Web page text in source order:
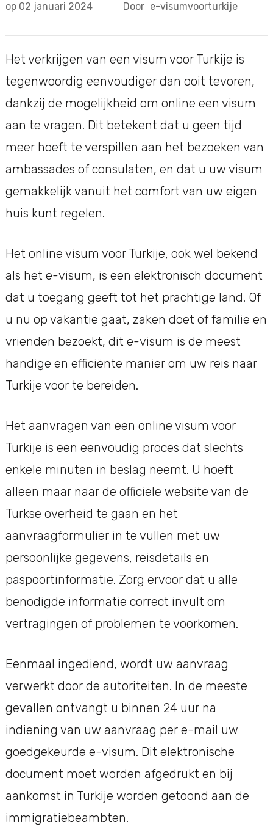
op 02 januari 2024 Door e-visumvoorturkije
Het verkrijgen van een visum voor Turkije is
tegenwoordig eenvoudiger dan ooit tevoren,
dankzij de mogelijkheid om online een visum
aan te vragen. Dit betekent dat u geen tijd
meer hoeft te verspillen aan het bezoeken van
ambassades of consulaten, en dat u uw visum
gemakkelijk vanuit het comfort van uw eigen
huis kunt regelen.
Het online visum voor Turkije, ook wel bekend
als het e-visum, is een elektronisch document
dat u toegang geeft tot het prachtige land. Of
u nu op vakantie gaat, zaken doet of familie en
vrienden bezoekt, dit e-visum is de meest
handige en efficiënte manier om uw reis naar
Turkije voor te bereiden.
Het aanvragen van een online visum voor
Turkije is een eenvoudig proces dat slechts
enkele minuten in beslag neemt. U hoeft
alleen maar naar de officiële website van de
Turkse overheid te gaan en het
aanvraagformulier in te vullen met uw
persoonlijke gegevens, reisdetails en
paspoortinformatie. Zorg ervoor dat u alle
benodigde informatie correct invult om
vertragingen of problemen te voorkomen.
Eenmaal ingediend, wordt uw aanvraag
verwerkt door de autoriteiten. In de meeste
gevallen ontvangt u binnen 24 uur na
indiening van uw aanvraag per e-mail uw
goedgekeurde e-visum. Dit elektronische
document moet worden afgedrukt en bij
aankomst in Turkije worden getoond aan de
immigratiebeambten.